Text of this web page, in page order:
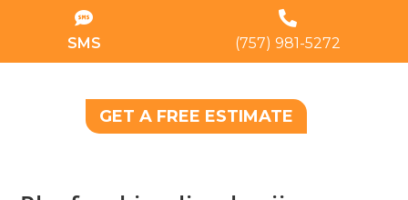
SMS (757) 981-5272
GET A FREE ESTIMATE